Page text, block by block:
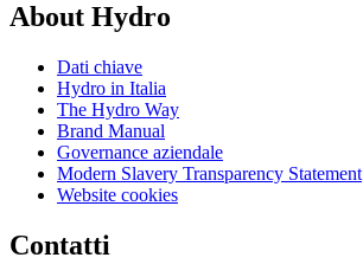
About Hydro
Dati chiave
Hydro in Italia
The Hydro Way
Brand Manual
Governance aziendale
Modern Slavery Transparency Statement
Website cookies
Contatti